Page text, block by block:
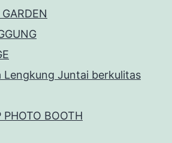
Lengkung Juntai berkulitas
BOOTH